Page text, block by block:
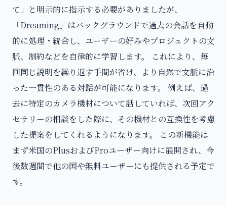
て」と明示的に指示する必要がありましたが、
「Dreaming」はバックグラウンドで過去の会話を自動
的に処理・統合し、ユーザーの好みやプロジェクトの文
脈、制約などを自律的に学習します。 これにより、毎
回同じ説明を繰り返す手間が省け、より自然で文脈に沿
った一貫性のある対話が可能になります。 例えば、過
去に特定のカメラ機材について話していれば、次回アク
セサリーの相談をした際に、その機材との互換性を考慮
した提案をしてくれるようになります。 この新機能は
まず米国のPlusおよびProユーザー向けに展開され、今
後数週間で他の国や無料ユーザーにも提供される予定で
す。